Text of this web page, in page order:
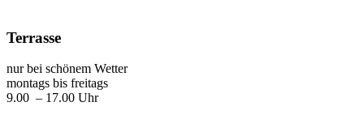
Terrasse
nur bei schönem Wetter
montags bis freitags
9.00 – 17.00 Uhr